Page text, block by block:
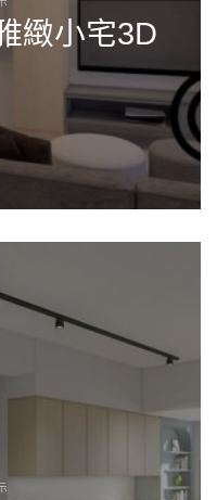
緻小宅3D